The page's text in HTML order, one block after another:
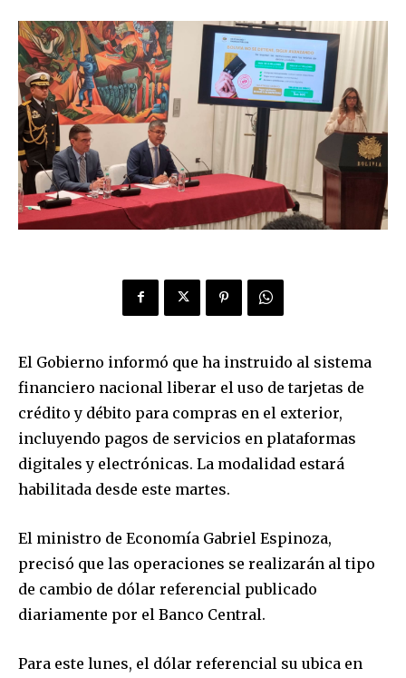
El Gobierno informó que ha instruido al sistema
financiero nacional liberar el uso de tarjetas de
crédito y débito para compras en el exterior,
incluyendo pagos de servicios en plataformas
digitales y electrónicas. La modalidad estará
habilitada desde este martes.
El ministro de Economía Gabriel Espinoza,
precisó que las operaciones se realizarán al tipo
de cambio de dólar referencial publicado
diariamente por el Banco Central.
Para este lunes, el dólar referencial su ubica en